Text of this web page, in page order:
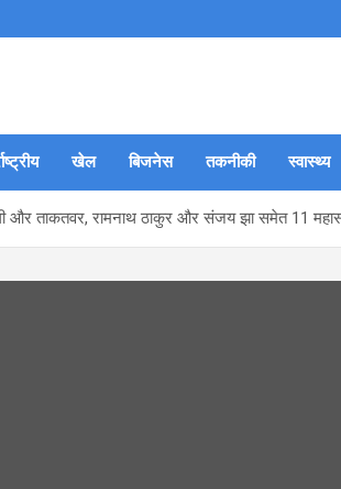
खेल बिजनेस तकनीकी स्वास्थ्य
और ताकतवर, रामनाथ ठाकुर और संजय झा समेत 11